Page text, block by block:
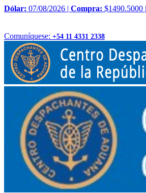
Dólar: 07/08/2026 | Compra: $1490.5000 |
Comuníquese: +54 11 4331 2338